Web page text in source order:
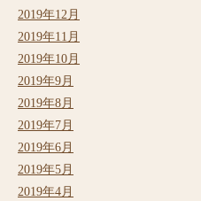
2019年12月
2019年11月
2019年10月
2019年9月
2019年8月
2019年7月
2019年6月
2019年5月
2019年4月